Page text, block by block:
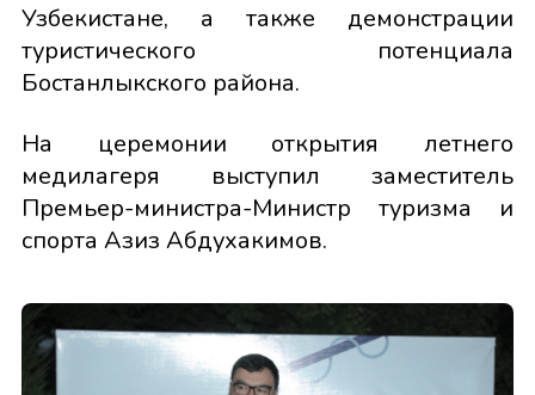
Узбекистане, а также демонстрации
туристического потенциала
Бостанлыкского района.
На церемонии открытия летнего
медилагеря выступил заместитель
Премьер-министра-Министр туризма и
спорта Азиз Абдухакимов.